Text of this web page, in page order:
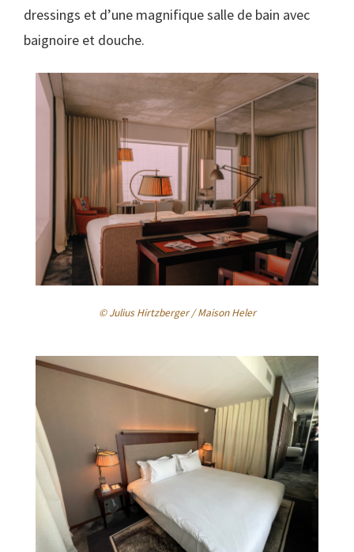
dressings et d’une magnifique salle de bain avec
baignoire et douche.
© Julius Hirtzberger / Maison Heler